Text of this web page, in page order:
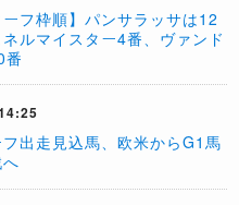
ーフ枠順】パンサラッサは12
ルマイスター4番、ヴァンド
番
フ出走見込馬、欧米からG1馬